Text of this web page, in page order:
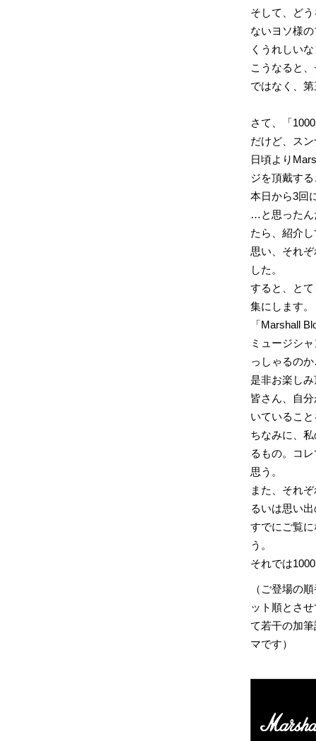
そして、ど
ないヨソ様
くうれしい
こうなると
ではなく、
さて、「
だけど、ス
日頃より
ジを頂戴す
本日から3回
…と思ったん
たら、紹介
思い、それ
した。
すると、と
集にします。
「Marshall
ミュージシ
っしゃるの
是非お楽し
皆さん、自
いているこ
ちなみに、
るもの。コ
思う。
また、それ
るいは思い
すでにご覧
う。
それでは
（ご登場の
ット順とさ
て若干の加
マです）